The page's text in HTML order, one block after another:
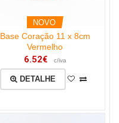
NOVO
Base Coração 11 x 8cm
Vermelho
6.52€ c/iva
DETALHE